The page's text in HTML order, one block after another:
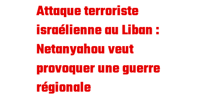
Attaque terroriste
israélienne au Liban :
Netanyahou veut
provoquer une guerre
régionale